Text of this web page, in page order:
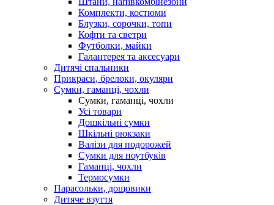
Комплекти, костюми
Блузки, сорочки, топи
Кофти та светри
Футболки, майки
Галантерея та аксесуари
Дитячі спальники
Прикраси, брелоки, окуляри
Сумки, гаманці, чохли
Сумки, гаманці, чохли
Усі товари
Дошкільні сумки
Шкільні рюкзаки
Валізи для подорожей
Сумки для ноутбуків
Гаманці, чохли
Термосумки
Парасольки, дощовики
Дитяче взуття